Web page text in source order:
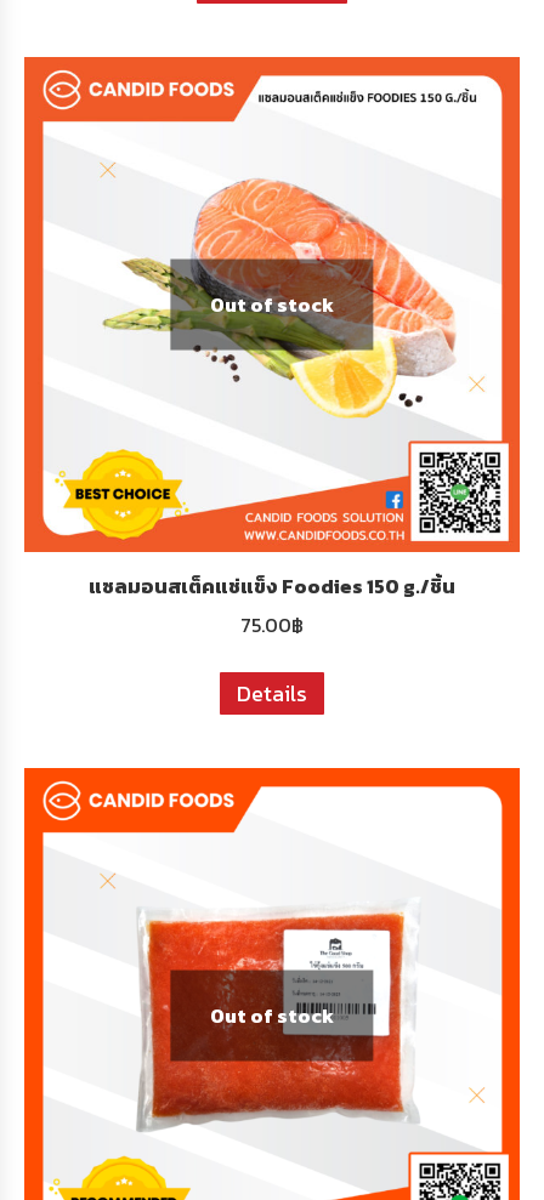
Out of stock
แซลมอนสเต็คแช่แข็ง Foodies 150 g./ชิ้น
75.00฿
Details
Out of stock